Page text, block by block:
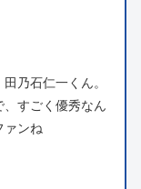
乃石仁一くん。
すごく優秀なん
ァンね